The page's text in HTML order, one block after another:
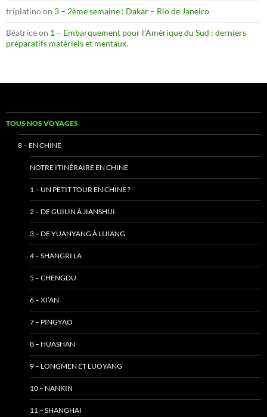
triplatinoon 3 – 2ème semaine : Dakar – Rio de Janeiro
Béatriceon 1 – Embarquement pour l’Amérique du Sud : derniers
préparatifs matériels et mentaux.
TOUS NOS VOYAGES
8 – EN CHINE
NOTRE ITINÉRAIRE EN CHINE
1 – UN PETIT TOUR EN CHINE ?
2 – DE GUILIN À JIANSHUI
3 – DE YUANYANG À LIJIANG
4 – SHANGRI LA
5 – CHENGDU
6 – XI’AN
7 – PINGYAO
8 – HUASHAN
9 – LONGMEN ET LUOYANG
10 – NANKIN
11 – SHANGHAI